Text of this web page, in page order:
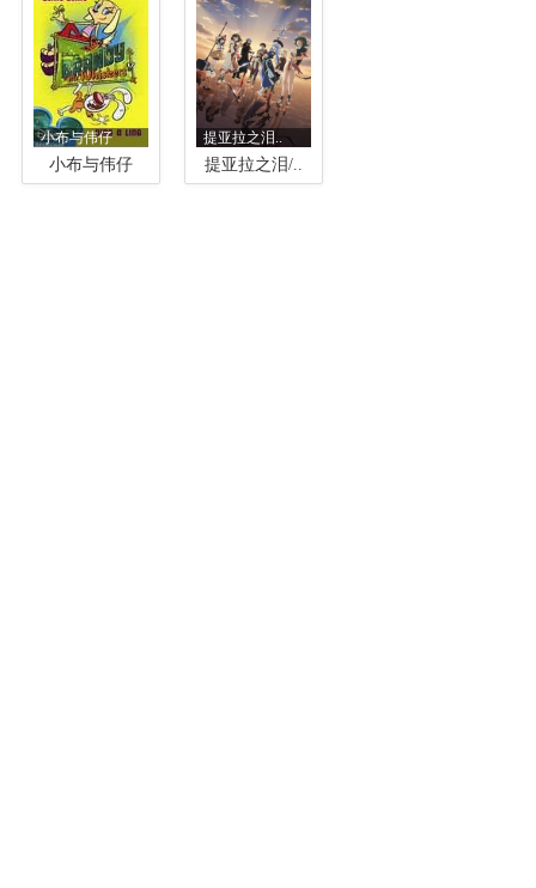
小布与伟仔
小布与伟仔
提亚拉之泪..
提亚拉之泪/..